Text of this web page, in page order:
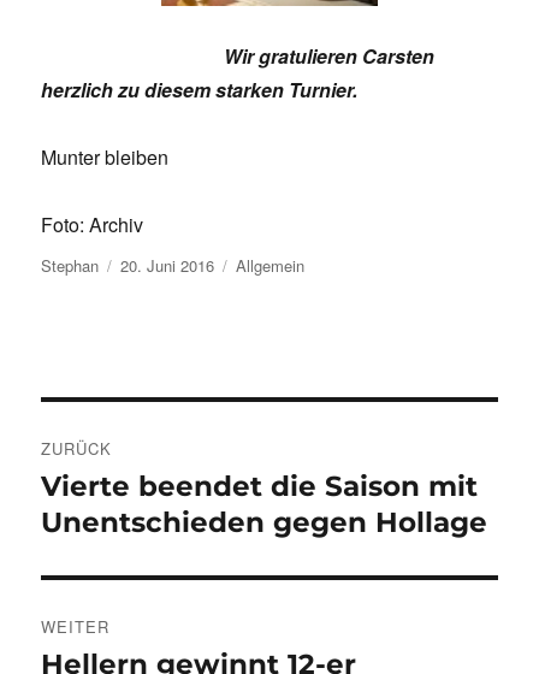
Wir gratulieren Carsten
herzlich zu diesem starken Turnier.
Munter bleiben
Foto: Archiv
Autor
Stephan Veröffentlicht
am
20. Juni 2016 Kategorien
Allgemein
ZURÜCK
Vorheriger
Beitrag:
Vierte beendet die Saison mit
Unentschieden gegen Hollage
WEITER
Nächster
Hellern gewinnt 12-er